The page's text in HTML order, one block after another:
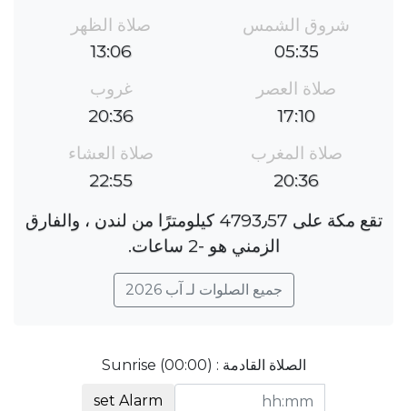
شروق الشمس
05:35
صلاة الظهر
13:06
صلاة العصر
17:10
غروب
20:36
صلاة المغرب
20:36
صلاة العشاء
22:55
تقع مكة على 4793٫57 كيلومترًا من لندن ، والفارق
الزمني هو ؜-2 ساعات.
جميع الصلوات لـ آب 2026
الصلاة القادمة : Sunrise (00:00)
set Alarm